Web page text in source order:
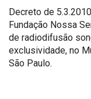
Decreto de
Fundação Nossa
de radiodifusão
exclusividade, no
São Paulo.